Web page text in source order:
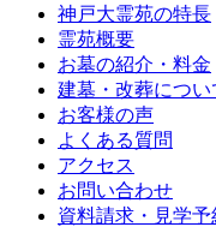
神戸大霊苑の特長
霊苑概要
お墓の紹介・料金
建墓・改葬につい
お客様の声
よくある質問
アクセス
お問い合わせ
資料請求・見学予